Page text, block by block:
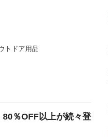
トドア用品
％OFF以上が続々登